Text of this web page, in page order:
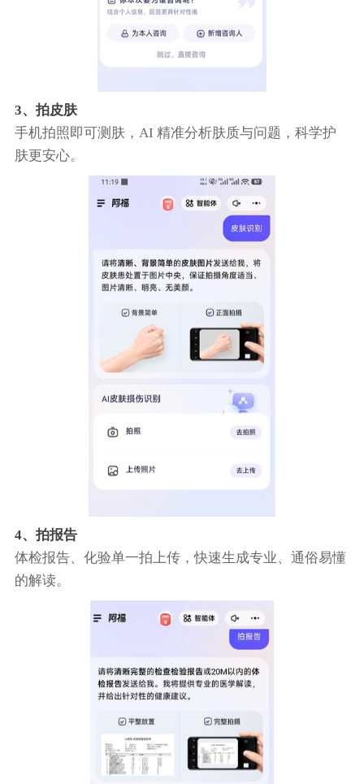
3、拍皮肤
手机拍照即可测肤，AI 精准分析肤质与问题，科学护
肤更安心。
4、拍报告
体检报告、化验单一拍上传，快速生成专业、通俗易懂
的解读。